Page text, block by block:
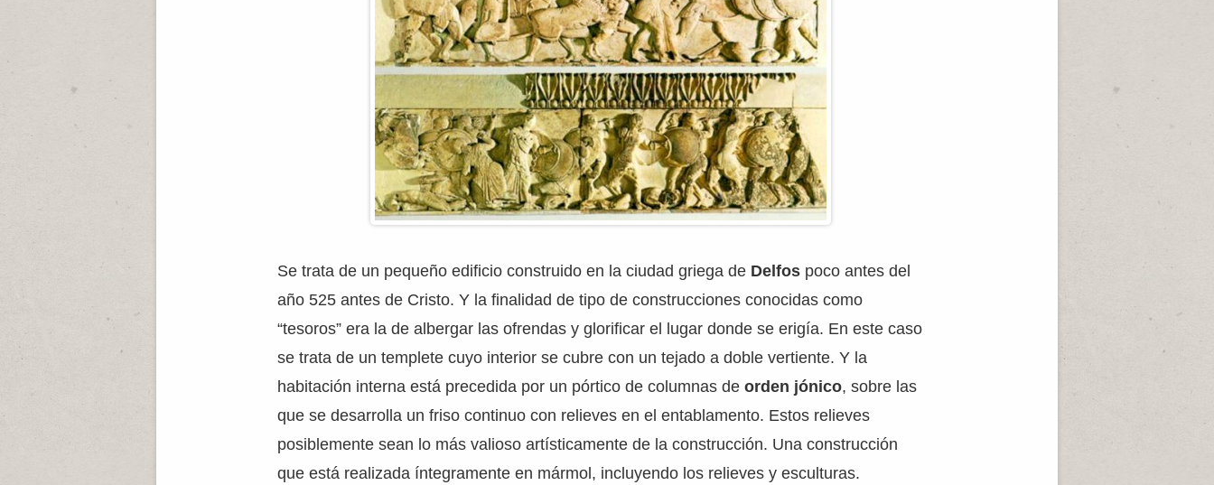
Se trata de un pequeño edificio construido en la ciudad griega de Delfos poco antes del
año 525 antes de Cristo. Y la finalidad de tipo de construcciones conocidas como
“tesoros” era la de albergar las ofrendas y glorificar el lugar donde se erigía. En este caso
se trata de un templete cuyo interior se cubre con un tejado a doble vertiente. Y la
habitación interna está precedida por un pórtico de columnas deorden jónico, sobre las
que se desarrolla un friso continuo con relieves en el entablamento. Estos relieves
posiblemente sean lo más valioso artísticamente de la construcción. Una construcción
que está realizada íntegramente en mármol, incluyendo los relieves y esculturas.